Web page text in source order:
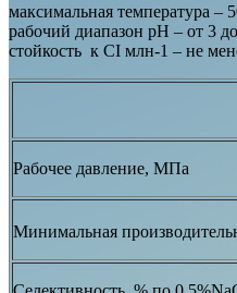
максимальная температура –
рабочий диапазон рН – от 3
стойкость к CI млн-1 – не
Рабочее давление, МПа
Минимальная